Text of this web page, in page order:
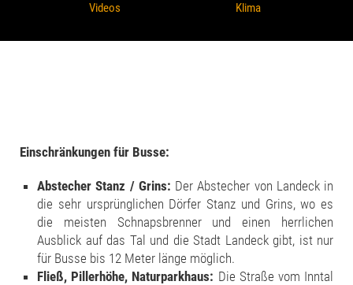
Videos Klima
Einschränkungen für Busse:
Abstecher Stanz / Grins: Der Abstecher von Landeck in
die sehr ursprünglichen Dörfer Stanz und Grins, wo es
die meisten Schnapsbrenner und einen herrlichen
Ausblick auf das Tal und die Stadt Landeck gibt, ist nur
für Busse bis 12 Meter länge möglich.
Fließ, Pillerhöhe, Naturparkhaus: Die Straße vom Inntal